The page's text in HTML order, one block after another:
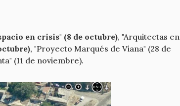
en crisis" (8 de octubre), "Arquitectas en
, "Proyecto Marqués de Viana" (28 de
(11 de noviembre).